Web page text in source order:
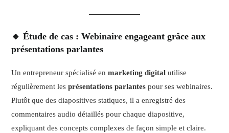
🔹 Étude de cas : Webinaire engageant grâce aux
présentations parlantes
Un entrepreneur spécialisé enmarketing digital utilise
régulièrement lesprésentations parlantes pour ses webinaires.
Plutôt que des diapositives statiques, il a enregistré des
commentaires audio détaillés pour chaque diapositive,
expliquant des concepts complexes de façon simple et claire.